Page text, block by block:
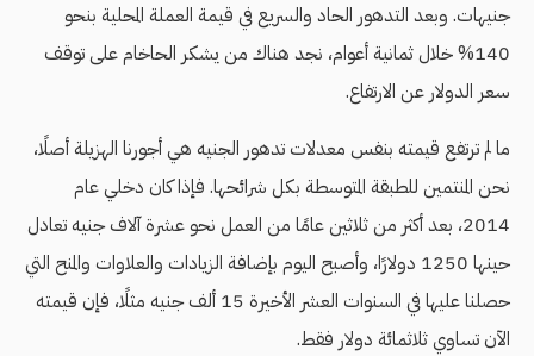
جنيهات. وبعد التدهور الحاد والسريع في قيمة العملة المحلية بنحو
140% خلال ثمانية أعوام، نجد هناك من يشكر الحاخام على توقف
سعر الدولار عن الارتفاع.
ما لم ترتفع قيمته بنفس معدلات تدهور الجنيه هي أجورنا الهزيلة أصلًا،
نحن المنتمين للطبقة المتوسطة بكل شرائحها. فإذا كان دخلي عام
2014، بعد أكثر من ثلاثين عامًا من العمل نحو عشرة آلاف جنيه تعادل
حينها 1250 دولارًا، وأصبح اليوم بإضافة الزيادات والعلاوات والمنح التي
حصلنا عليها في السنوات العشر الأخيرة 15 ألف جنيه مثلًا، فإن قيمته
الآن تساوي ثلاثمائة دولار فقط.